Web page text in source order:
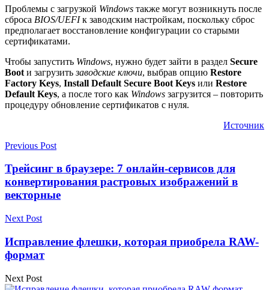
Проблемы с загрузкой Windows также могут возникнуть после
сброса BIOS/UEFIк заводским настройкам, поскольку сброс
предполагает восстановление конфигурации со старыми
сертификатами.
Чтобы запустить Windows, нужно будет зайти в раздел Secure
Boot и загрузитьзаводские ключи, выбрав опцию Restore
Factory Keys, Install Default Secure Boot Keys или Restore
Default Keys, а после того как Windows загрузится – повторить
процедуру обновление сертификатов с нуля.
Источник
Previous Post
Трейсинг в браузере: 7 онлайн-сервисов для
конвертирования растровых изображений в
векторные
Next Post
Исправление флешки, которая приобрела RAW-
формат
Next Post